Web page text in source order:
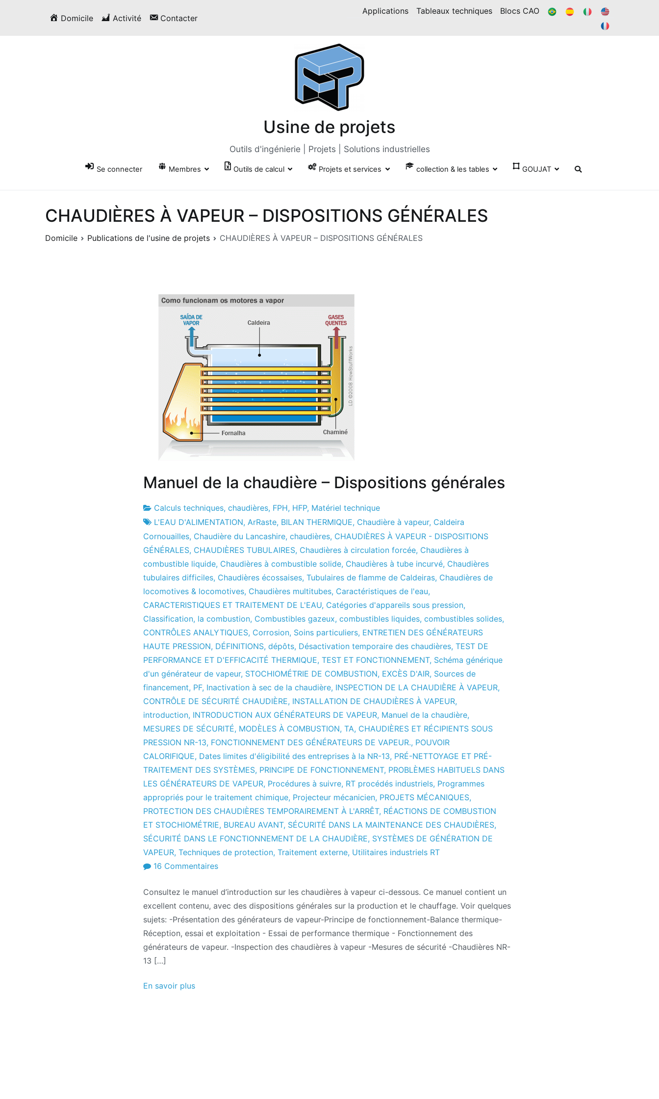
Domicile Activité Contacter
Applications Tableaux techniques Blocs CAO BR ES
Usine de projets
Outils d'ingénierie | Projets | Solutions industrielles
Se connecter Membres Outils de calcul Projets et services collection & les tables GOUJAT
CHAUDIÈRES À VAPEUR – DISPOSITIONS GÉNÉRALES
Domicile Publications de l'usine de projets CHAUDIÈRES À VAPEUR – DISPOSITIONS GÉNÉRALES
Manuel de la chaudière – Dispositions générales
Usine
de
projets
23
le
mois
d'avril
le
2010
Calculs techniques, chaudières, FPH, HFP, Matériel technique
L'EAU D'ALIMENTATION, ArRaste, BILAN THERMIQUE, Chaudière à vapeur, Caldeira
Cornouailles, Chaudière du Lancashire, chaudières, CHAUDIÈRES À VAPEUR - DISPOSITIONS
GÉNÉRALES, CHAUDIÈRES TUBULAIRES, Chaudières à circulation forcée, Chaudières à
combustible liquide, Chaudières à combustible solide, Chaudières à tube incurvé, Chaudières
tubulaires difficiles, Chaudières écossaises, Tubulaires de flamme de Caldeiras, Chaudières de
locomotives & locomotives, Chaudières multitubes, Caractéristiques de l'eau,
CARACTERISTIQUES ET TRAITEMENT DE L'EAU, Catégories d'appareils sous pression,
Classification, la combustion, Combustibles gazeux, combustibles liquides, combustibles solides,
CONTRÔLES ANALYTIQUES, Corrosion, Soins particuliers, ENTRETIEN DES GÉNÉRATEURS
HAUTE PRESSION, DÉFINITIONS, dépôts, Désactivation temporaire des chaudières, TEST DE
PERFORMANCE ET D'EFFICACITÉ THERMIQUE, TEST ET FONCTIONNEMENT, Schéma générique
d'un générateur de vapeur, STOCHIOMÉTRIE DE COMBUSTION, EXCÈS D'AIR, Sources de
financement, PF, Inactivation à sec de la chaudière, INSPECTION DE LA CHAUDIÈRE À VAPEUR,
CONTRÔLE DE SÉCURITÉ CHAUDIÈRE, INSTALLATION DE CHAUDIÈRES À VAPEUR,
introduction, INTRODUCTION AUX GÉNÉRATEURS DE VAPEUR, Manuel de la chaudière,
MESURES DE SÉCURITÉ, MODÈLES À COMBUSTION, TA, CHAUDIÈRES ET RÉCIPIENTS SOUS
PRESSION NR-13, FONCTIONNEMENT DES GÉNÉRATEURS DE VAPEUR., POUVOIR
CALORIFIQUE, Dates limites d'éligibilité des entreprises à la NR-13, PRÉ-NETTOYAGE ET PRÉ-
TRAITEMENT DES SYSTÈMES, PRINCIPE DE FONCTIONNEMENT, PROBLÈMES HABITUELS DANS
LES GÉNÉRATEURS DE VAPEUR, Procédures à suivre, RT procédés industriels, Programmes
appropriés pour le traitement chimique, Projecteur mécanicien, PROJETS MÉCANIQUES,
PROTECTION DES CHAUDIÈRES TEMPORAIREMENT À L'ARRÊT, RÉACTIONS DE COMBUSTION
ET STOCHIOMÉTRIE, BUREAU AVANT, SÉCURITÉ DANS LA MAINTENANCE DES CHAUDIÈRES,
SÉCURITÉ DANS LE FONCTIONNEMENT DE LA CHAUDIÈRE, SYSTÈMES DE GÉNÉRATION DE
VAPEUR, Techniques de protection, Traitement externe, Utilitaires industriels RT
16 Commentairessur
de
la
chaudière
–
Dispositions
Consultez le manuel d’introduction sur les chaudières à vapeur ci-dessous. Ce manuel contient un
excellent contenu, avec des dispositions générales sur la production et le chauffage. Voir quelques
sujets: -Présentation des générateurs de vapeur-Principe de fonctionnement-Balance thermique-
Réception, essai et exploitation - Essai de performance thermique - Fonctionnement des
générateurs de vapeur. -Inspection des chaudières à vapeur -Mesures de sécurité -Chaudières NR-
13 […]
En savoir plus